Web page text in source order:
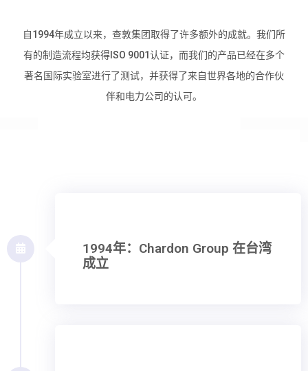
自1994年成立以来，查敦集团取得了许多额外的成就。我们所
有的制造流程均获得ISO 9001认证，而我们的产品已经在多个
著名国际实验室进行了测试，并获得了来自世界各地的合作伙
伴和电力公司的认可。
1994年：Chardon Group 在台湾
成立